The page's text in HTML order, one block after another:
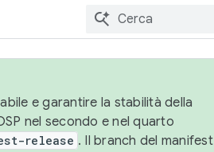
e garantire la stabilità della
nel secondo e nel quarto
release . Il branch del manifest